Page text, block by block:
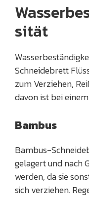
sität
Schneidebrett
zum Verziehen,
davon ist bei
Bambus
Bambus-
gelagert und nach
werden, da sie
sich verziehen.